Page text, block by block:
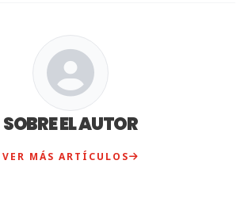
SOBRE EL AUTOR
VER MÁS ARTÍCULOS